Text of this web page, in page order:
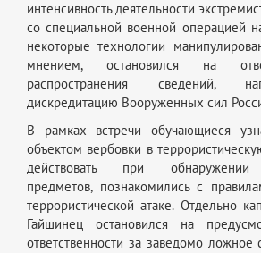
интенсивность деятельности
со специальной военной операцией
некоторые технологии
мнением, остановился на
распространения сведений,
дискредитацию Вооруженных сил
В рамках встречи обучающиеся
объектом вербовки в
действовать при обнаружении
предметов, познакомились с
террористической атаке. Отдельно
Гайшинец остановился на
ответственности за заведомо